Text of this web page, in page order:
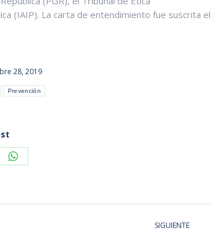
(IAIP). La carta de entendimiento fue suscrita el
28, 2019
Prevención
Share
SIGUIENTE